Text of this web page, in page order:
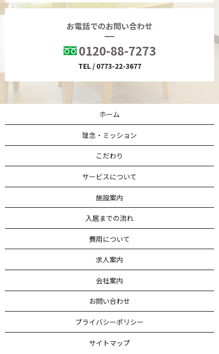
第7回 オレンジカフェ福知山（認知症
カフェ）
アクティビティケア
2021/03/03
第６回 オレンジカフェ福知山（認知症
カフェ）
節分行事
技能実習生のご紹介
お正月行事を行いました！
MERRY CHRISTMAS♪
第5回オレンジカフェ福知山（認知症カ
フェ）
2020/11/20 文化祭を行ないました！
2020/11/10 運動会
転けないクラブ
第４回 オレンジカフェ福知山(認知症カ
第3回 オレンジカフェを開催しました
お電話でのお問い合わせ
0120-88-7273
TEL / 0773-22-3677
ホーム
理念・ミッション
こだわり
サービスについて
施設案内
入居までの流れ
費用について
求人案内
会社案内
お問い合わせ
プライバシーポリシー
サイトマップ